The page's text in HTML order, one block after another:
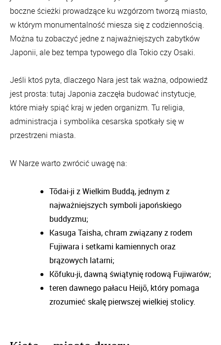
boczne ścieżki prowadzące ku wzgórzom tworzą miasto,
w którym monumentalność miesza się z codziennością.
Można tu zobaczyć jedne z najważniejszych zabytków
Japonii, ale bez tempa typowego dla Tokio czy Osaki.
Jeśli ktoś pyta, dlaczego Nara jest tak ważna, odpowiedź
jest prosta: tutaj Japonia zaczęła budować instytucje,
które miały spiąć kraj w jeden organizm. Tu religia,
administracja i symbolika cesarska spotkały się w
przestrzeni miasta.
W Narze warto zwrócić uwagę na:
Tōdai-ji z Wielkim Buddą, jednym z
najważniejszych symboli japońskiego
buddyzmu;
Kasuga Taisha, chram związany z rodem
Fujiwara i setkami kamiennych oraz
brązowych latarni;
Kōfuku-ji, dawną świątynię rodową Fujiwarów;
teren dawnego pałacu Heijō, który pomaga
zrozumieć skalę pierwszej wielkiej stolicy.